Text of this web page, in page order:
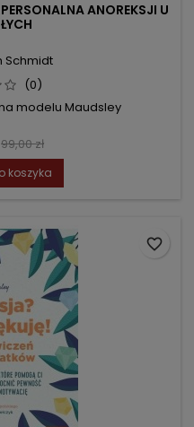
ANOREKSJI U
Schmidt
(0)
modelu Maudsley
Cena
podstawowa
99,00 zł
koszyka
favorite_border